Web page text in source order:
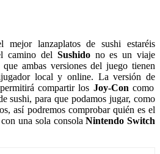
mejor lanzaplatos de sushi estaréis
camino del Sushidono es un viaje
ambas versiones del juego tienen
local y online. La versión de
compartir los Joy-Con como
sushi, para que podamos jugar, como
así podremos comprobar quién es el
una sola consolaNintendo Switch